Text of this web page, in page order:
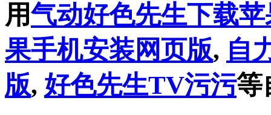
用气动好色先生下载
果手机安装网页版, 自
版, 好色先生TV污污等